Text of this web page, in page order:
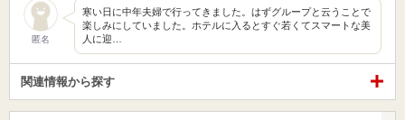
匿名
寒い日に中年夫婦で行ってきました。はずグループと云うことで
楽しみにしていました。ホテルに入るとすぐ若くてスマートな美
人に迎…
関連情報から探す